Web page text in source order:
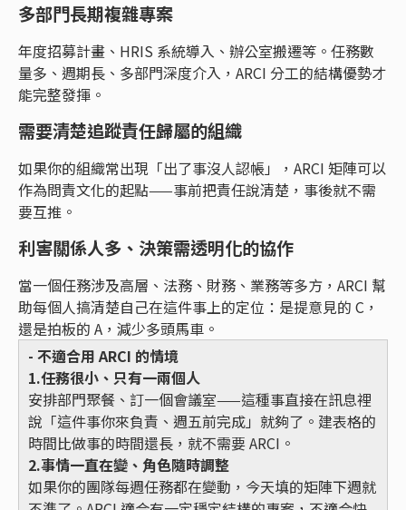
多部門長期複雜專案
年度招募計畫、HRIS 系統導入、辦公室搬遷等。任務數
量多、週期長、多部門深度介入，ARCI 分工的結構優勢才
能完整發揮。
需要清楚追蹤責任歸屬的組織
如果你的組織常出現「出了事沒人認帳」，ARCI 矩陣可以
作為問責文化的起點——事前把責任說清楚，事後就不需
要互推。
利害關係人多、決策需透明化的協作
當一個任務涉及高層、法務、財務、業務等多方，ARCI 幫
助每個人搞清楚自己在這件事上的定位：是提意見的 C，
還是拍板的 A，減少多頭馬車。
- 不適合用 ARCI 的情境
1.任務很小、只有一兩個人
安排部門聚餐、訂一個會議室——這種事直接在訊息裡
說「這件事你來負責、週五前完成」就夠了。建表格的
時間比做事的時間還長，就不需要 ARCI。
2.事情一直在變、角色隨時調整
如果你的團隊每週任務都在變動，今天填的矩陣下週就